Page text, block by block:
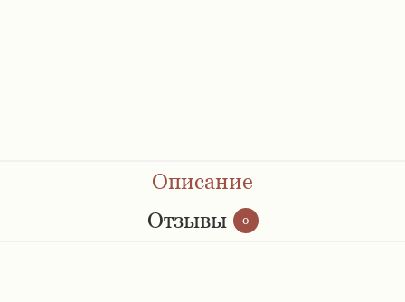
Ремешки 36 мм
Описание
Отзывы
0